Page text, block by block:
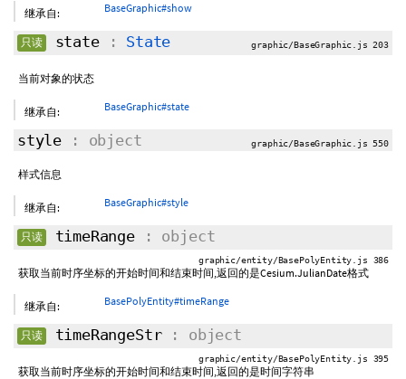
继承自: BaseGraphic#show
只读 state: State graphic/BaseGraphic.js 203
当前对象的状态
继承自: BaseGraphic#state
style : object graphic/BaseGraphic.js 550
样式信息
继承自: BaseGraphic#style
只读 timeRange : object
graphic/entity/BasePolyEntity.js 386
获取当前时序坐标的开始时间和结束时间,返回的是Cesium.JulianDate格式
继承自: BasePolyEntity#timeRange
只读 timeRangeStr: object
graphic/entity/BasePolyEntity.js 395
获取当前时序坐标的开始时间和结束时间,返回的是时间字符串